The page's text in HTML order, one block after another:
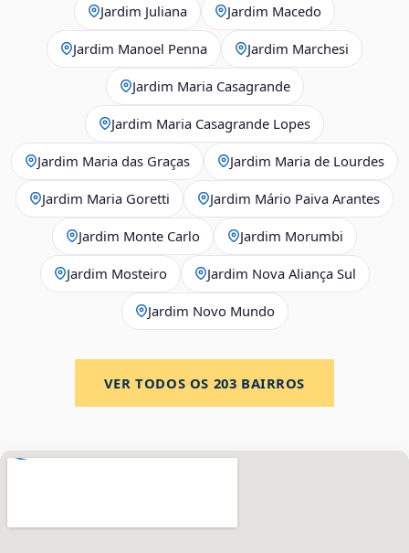
Jardim Juliana Jardim Macedo
Jardim Manoel Penna Jardim Marchesi
Jardim Maria Casagrande
Jardim Maria Casagrande Lopes
Jardim Maria das Graças Jardim Maria de Lourdes
Jardim Maria Goretti Jardim Mário Paiva Arantes
Jardim Monte Carlo Jardim Morumbi
Jardim Mosteiro Jardim Nova Aliança Sul
Jardim Novo Mundo
VER TODOS OS 203 BAIRROS